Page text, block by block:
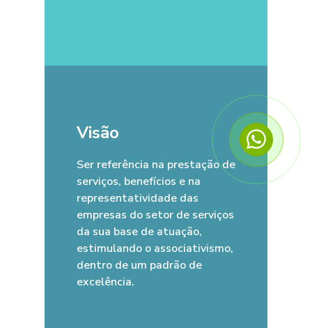
Visão
Ser referência na prestação de
serviços, benefícios e na
representatividade das
empresas do setor de serviços
da sua base de atuação,
estimulando o associativismo,
dentro de um padrão de
excelência.